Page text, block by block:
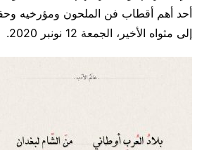
أحد أهم أقطاب فن الملحون ومؤرخيه
إلى مثواه الأخير، الجمعة 12 نونبر 2020.